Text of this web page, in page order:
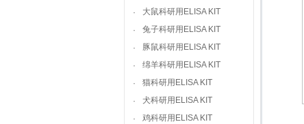
·
大鼠科研用ELISA KIT
·
兔子科研用ELISA KIT
·
豚鼠科研用ELISA KIT
·
绵羊科研用ELISA KIT
·
猫科研用ELISA KIT
·
犬科研用ELISA KIT
·
鸡科研用ELISA KIT